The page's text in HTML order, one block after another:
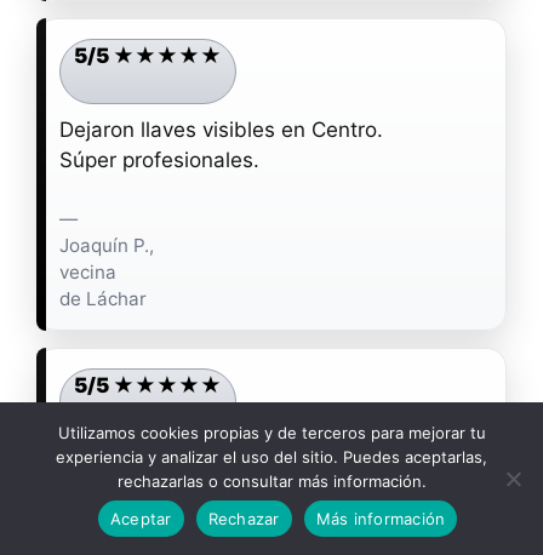
5/5 ★★★★★
Dejaron llaves visibles en Centro.
Súper profesionales.
—
Joaquín P.,
vecina
de Láchar
5/5 ★★★★★
Chorro a presión en Láchar.
Resultados inmediatos.
Utilizamos cookies propias y de terceros para mejorar tu
experiencia y analizar el uso del sitio. Puedes aceptarlas,
rechazarlas o consultar más información.
Aceptar
Rechazar Más información
¡LLAMAR YA!